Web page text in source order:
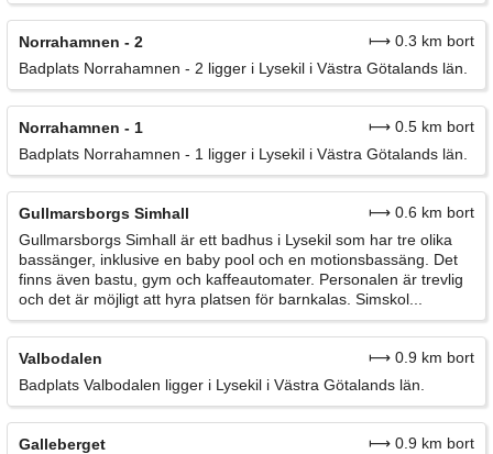
Norrahamnen - 2
⟼ 0.3 km bort
Badplats Norrahamnen - 2 ligger i Lysekil i Västra Götalands län.
Norrahamnen - 1
⟼ 0.5 km bort
Badplats Norrahamnen - 1 ligger i Lysekil i Västra Götalands län.
Gullmarsborgs Simhall
⟼ 0.6 km bort
Gullmarsborgs Simhall är ett badhus i Lysekil som har tre olika
bassänger, inklusive en baby pool och en motionsbassäng. Det
finns även bastu, gym och kaffeautomater. Personalen är trevlig
och det är möjligt att hyra platsen för barnkalas. Simskol...
Valbodalen
⟼ 0.9 km bort
Badplats Valbodalen ligger i Lysekil i Västra Götalands län.
Galleberget
⟼ 0.9 km bort